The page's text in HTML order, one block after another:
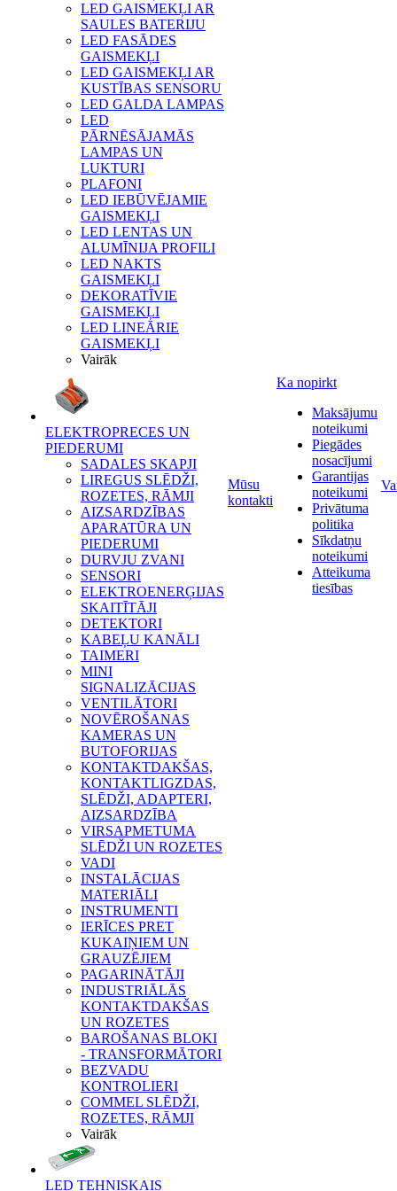
LED GAISMEKĻI AR
SAULES BATERIJU
LED FASĀDES
GAISMEKĻI
LED GAISMEKĻI AR
KUSTĪBAS SENSORU
LED GALDA LAMPAS
LED
PĀRNĒSĀJAMĀS
LAMPAS UN
LUKTURI
PLAFONI
LED IEBŪVĒJAMIE
GAISMEKĻI
LED LENTAS UN
ALUMĪNIJA PROFILI
LED NAKTS
GAISMEKĻI
DEKORATĪVIE
GAISMEKĻI
LED LINEĀRIE
GAISMEKĻI
Vairāk
ELEKTROPRECES UN
PIEDERUMI
SADALES SKAPJI
LIREGUS SLĒDŽI,
ROZETES, RĀMJI
AIZSARDZĪBAS
APARATŪRA UN
PIEDERUMI
DURVJU ZVANI
SENSORI
ELEKTROENERĢIJAS
SKAITĪTĀJI
DETEKTORI
KABEĻU KANĀLI
TAIMERI
MINI
SIGNALIZĀCIJAS
VENTILĀTORI
NOVĒROŠANAS
KAMERAS UN
BUTOFORIJAS
KONTAKTDAKŠAS,
KONTAKTLIGZDAS,
SLĒDŽI, ADAPTERI,
AIZSARDZĪBA
VIRSAPMETUMA
SLĒDŽI UN ROZETES
VADI
INSTALĀCIJAS
MATERIĀLI
INSTRUMENTI
IERĪCES PRET
KUKAIŅIEM UN
GRAUZĒJIEM
PAGARINĀTĀJI
INDUSTRIĀLĀS
KONTAKTDAKŠAS
UN ROZETES
BAROŠANAS BLOKI
- TRANSFORMĀTORI
BEZVADU
KONTROLIERI
COMMEL SLĒDŽI,
ROZETES, RĀMJI
Vairāk
LED TEHNISKAIS
Mūsu
kontakti
Ka nopirkt
Maksājumu
noteikumi
Piegādes
nosacījumi
Garantijas
noteikumi
Privātuma
politika
Sīkdatņu
noteikumi
Atteikuma
tiesības